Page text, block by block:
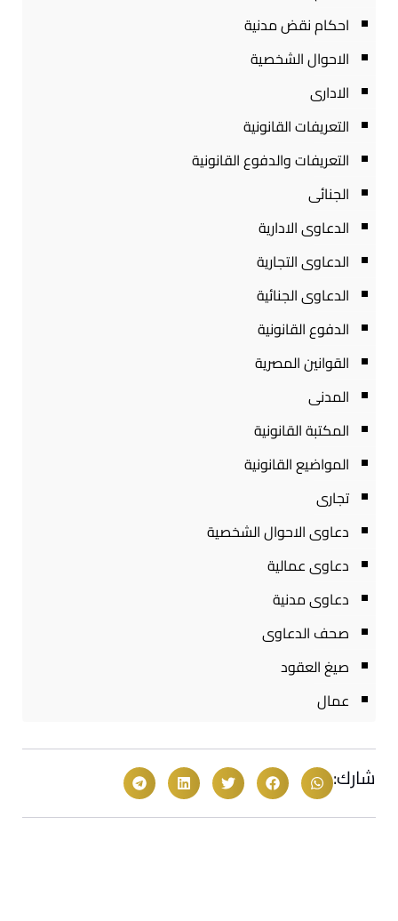
احكام نقض مدنية
الاحوال الشخصية
الادارى
التعريفات القانونية
التعريفات والدفوع القانونية
الجنائى
الدعاوى الادارية
الدعاوى التجارية
الدعاوى الجنائية
الدفوع القانونية
القوانين المصرية
المدنى
المكتبة القانونية
المواضيع القانونية
تجارى
دعاوى الاحوال الشخصية
دعاوى عمالية
دعاوى مدنية
صحف الدعاوى
صيغ العقود
عمال
شارك: